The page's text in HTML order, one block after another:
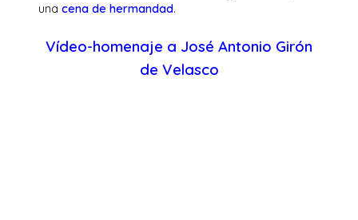
una cena de hermandad.
Vídeo-homenaje a José Antonio Girón
de Velasco